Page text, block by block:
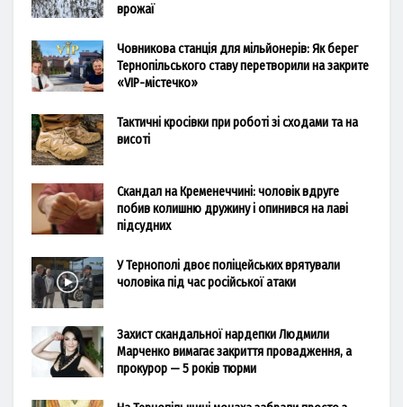
врожаї
Човникова станція для мільйонерів: Як берег
Тернопільського ставу перетворили на закрите
«VIP-містечко»
Тактичні кросівки при роботі зі сходами та на
висоті
Скандал на Кременеччині: чоловік вдруге
побив колишню дружину і опинився на лаві
підсудних
У Тернополі двоє поліцейських врятували
чоловіка під час російської атаки
Захист скандальної нардепки Людмили
Марченко вимагає закриття провадження, а
прокурор — 5 років тюрми